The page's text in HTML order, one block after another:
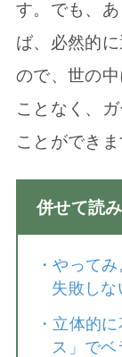
す。でも、
ば、必然的
ので、世の
ことなく、
ことができま
併せて読
・やってみ
失敗し
・ 立体的
ス」でベ